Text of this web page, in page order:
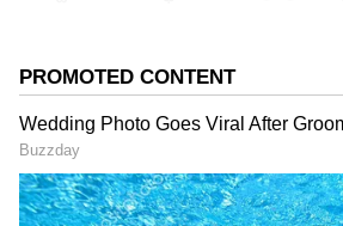
ప్రజలకు వేగవంతమైన రవాణా
లక్ష్యంగా ఈ ప్రాజెక్టును
గూగుల్‌లో ఆసక్తికరమైన సమాచారం కోసం
ను మీ ఫ్రిఫర్డ్ సోర్స్ గా